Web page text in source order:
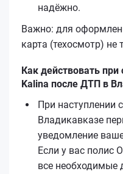
надёжно.
Важно: для
карта (техосмотр) не
Как действовать при
Kalina после ДТП в
При наступлении
Владикавказе
уведомление
Если у вас полис
все необходимые